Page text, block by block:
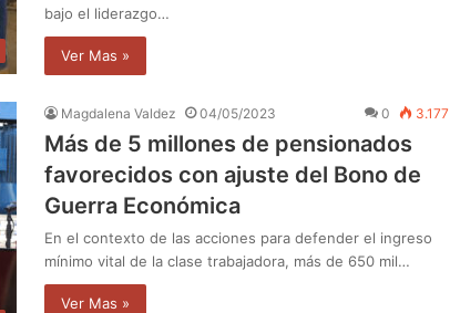
bajo el liderazgo…
Ver Mas »
Magdalena Valdez 04/05/2023 0 3.177
Más de 5 millones de pensionados
favorecidos con ajuste del Bono de
Guerra Económica
En el contexto de las acciones para defender el ingreso
mínimo vital de la clase trabajadora, más de 650 mil…
Ver Mas »